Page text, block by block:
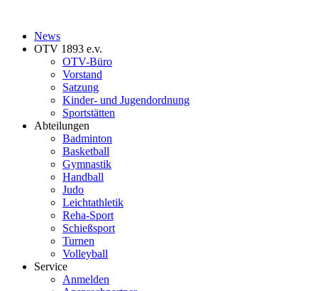
News
OTV 1893 e.v.
OTV-Büro
Vorstand
Satzung
Kinder- und Jugendordnung
Sportstätten
Abteilungen
Badminton
Basketball
Gymnastik
Handball
Judo
Leichtathletik
Reha-Sport
Schießsport
Turnen
Volleyball
Service
Anmelden